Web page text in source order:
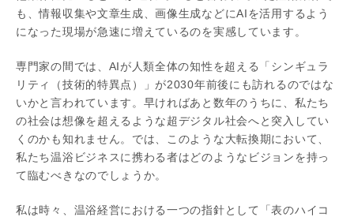
も、情報収集や文章生成、画像生成などにAIを活用するよう
になった現場が急速に増えているのを実感しています。
専門家の間では、AIが人類全体の知性を超える「シンギュラ
リティ（技術的特異点）」が2030年前後にも訪れるのではな
いかと言われています。早ければあと数年のうちに、私たち
の社会は想像を超えるような超デジタル社会へと突入してい
くのかも知れません。では、このような大転換期において、
私たち温浴ビジネスに携わる者はどのようなビジョンを持っ
て臨むべきなのでしょうか。
私は時々、温浴経営における一つの指針として「表のハイコ